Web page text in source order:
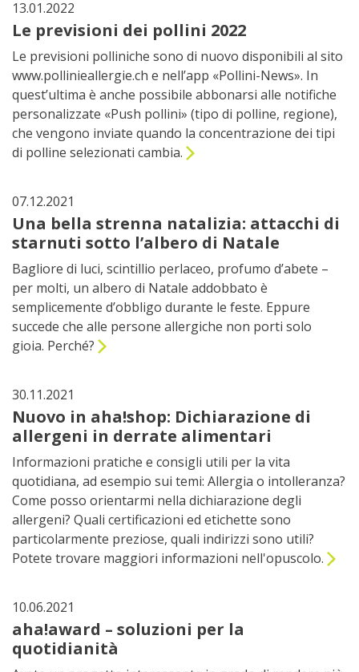
13.01.2022
Le previsioni dei pollini 2022
Le previsioni polliniche sono di nuovo disponibili al sito
www.pollinieallergie.ch e nell’app «Pollini-News». In
quest’ultima è anche possibile abbonarsi alle notifiche
personalizzate «Push pollini» (tipo di polline, regione),
che vengono inviate quando la concentrazione dei tipi
di polline selezionati cambia.
07.12.2021
Una bella strenna natalizia: attacchi di
starnuti sotto l’albero di Natale
Bagliore di luci, scintillio perlaceo, profumo d’abete –
per molti, un albero di Natale addobbato è
semplicemente d’obbligo durante le feste. Eppure
succede che alle persone allergiche non porti solo
gioia. Perché?
30.11.2021
Nuovo in aha!shop: Dichiarazione di
allergeni in derrate alimentari
Informazioni pratiche e consigli utili per la vita
quotidiana, ad esempio sui temi: Allergia o intolleranza?
Come posso orientarmi nella dichiarazione degli
allergeni? Quali certificazioni ed etichette sono
particolarmente preziose, quali indirizzi sono utili?
Potete trovare maggiori informazioni nell'opuscolo.
10.06.2021
aha!award – soluzioni per la
quotidianità